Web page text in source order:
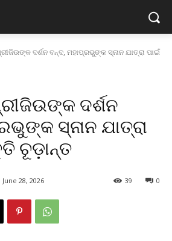
ଦର୍ଶନ ବନ୍ଦ, ମହାପ୍ରଭୁଙ୍କ ସ୍ନାନ ଯାତ୍ରା ପାଇଁ
ଦର୍ଶନ
ସ୍ନାନ ଯାତ୍ରା
ଚୂଡ଼ାନ୍ତ
June 28, 2026 0
39